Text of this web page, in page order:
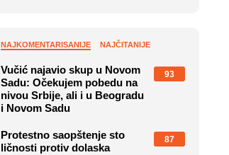
NAJKOMENTARISANIJE NAJČITANIJE
Vučić najavio skup u Novom
Sadu: Očekujem pobedu na
nivou Srbije, ali i u Beogradu
i Novom Sadu
93
Protestno saopštenje sto
ličnosti protiv dolaska
87